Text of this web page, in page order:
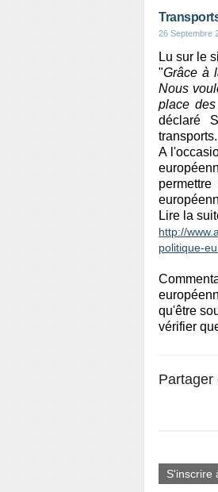
26 Septembre
Lu sur le
"Grâce à
Nous
place
déclaré
transports.
A
Lire la
http://
politique-
qu'être
vérifier
Partager
S'inscrire